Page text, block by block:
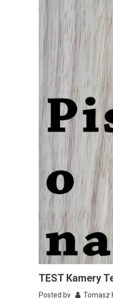
TEST Kamery
Posted by Tomasz